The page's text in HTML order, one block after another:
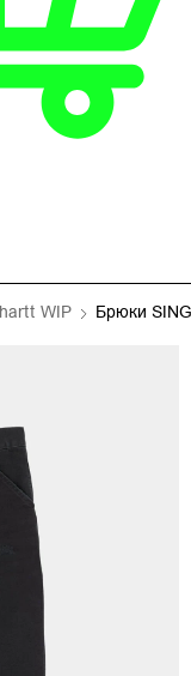
WIP Брюки